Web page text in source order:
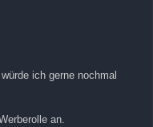
ich gerne nochmal
an.